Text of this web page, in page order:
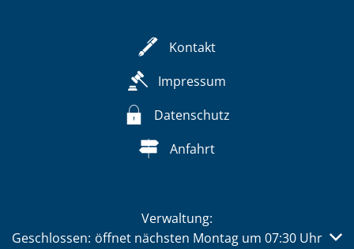
Kontakt
Impressum
Datenschutz
Anfahrt
Verwaltung:
Klicken, um weitere Öffnungs- oder Schließzeiten
Geschlossen: öffnet nächsten Montag um 07:30 Uhr